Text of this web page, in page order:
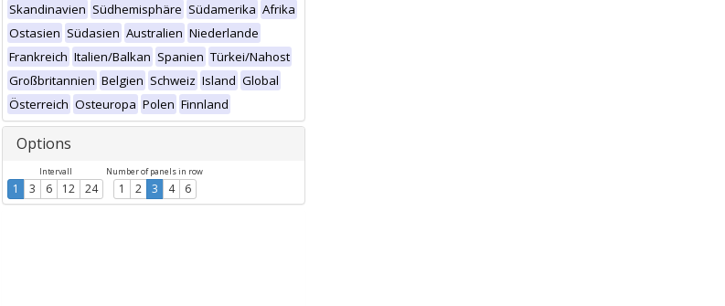
Skandinavien Südhemisphäre Südamerika Afrika
Ostasien Südasien Australien Niederlande
Frankreich Italien/Balkan Spanien Türkei/Nahost
Großbritannien Belgien Schweiz Island Global
Österreich Osteuropa Polen Finnland
Options
Intervall
1 3 6 12 24
Number of panels in row
1 2 3 4 6